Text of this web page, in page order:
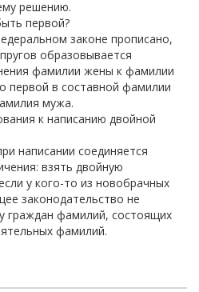
решению.
первой?
законе прописано,
образовывается
фамилии жены к фамилии
первой в составной фамилии
мужа.
к написанию двойной
написании соединяется
взять двойную
у кого-то из новобрачных
законодательство не
граждан фамилий, состоящих
фамилий.